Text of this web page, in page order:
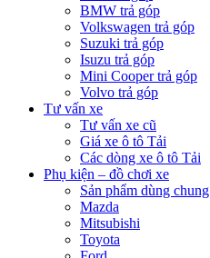
BMW trả góp
Volkswagen trả góp
Suzuki trả góp
Isuzu trả góp
Mini Cooper trả góp
Volvo trả góp
Tư vấn xe
Tư vấn xe cũ
Giá xe ô tô Tải
Các dòng xe ô tô Tải
Phụ kiện – đồ chơi xe
Sản phẩm dùng chung
Mazda
Mitsubishi
Toyota